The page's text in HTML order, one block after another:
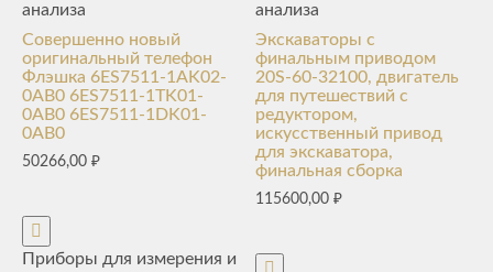
анализа
Совершенно новый
оригинальный телефон
Флэшка 6ES7511-1AK02-
0AB0 6ES7511-1TK01-
0AB0 6ES7511-1DK01-
0AB0
50266,00 ₽
Приборы для измерения и
анализа
Экскаваторы с
финальным приводом
20S-60-32100, двигатель
для путешествий с
редуктором,
искусственный привод
для экскаватора,
финальная сборка
115600,00₽